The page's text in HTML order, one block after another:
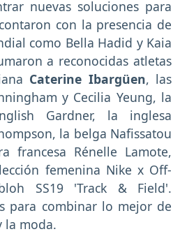
nuevas soluciones para
con la presencia de
como Bella Hadid y Kaia
a reconocidas atletas
Caterine Ibargüen, las
y Cecilia Yeung, la
Gardner, la inglesa
la belga Nafissatou
francesa Rénelle Lamote,
femenina Nike x Off-
SS19 'Track & Field'.
para combinar lo mejor de
la moda.